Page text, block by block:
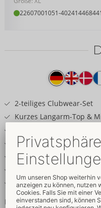
22607001051-
Produkttext
2-teiliges Clubwear-Set
Kurzes Langarm-Top &
Ärmel und Rockseiten
Großer Dekolleté-
Stehkragen mit
Elastisch & weich für
Brillanter Wetlook in